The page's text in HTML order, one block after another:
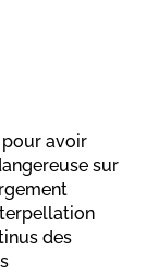
pour avoir
sur
des